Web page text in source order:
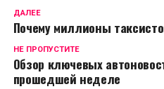
ДАЛЕЕ
Почему миллионы
НЕ ПРОПУСТИТЕ
Обзор ключевых
прошедшей неделе